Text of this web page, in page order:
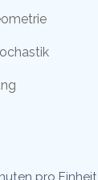
pro Einheit